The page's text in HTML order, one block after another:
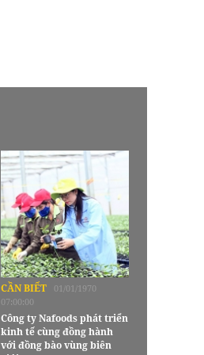
CẦN BIẾT
01/01/1970
07:00:00
Công ty Nafoods phát triển
kinh tế cùng đồng hành
với đồng bào vùng biên